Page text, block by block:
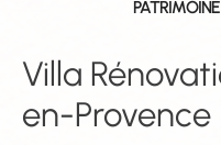
PATRIMOINE
Villa
en-Provence